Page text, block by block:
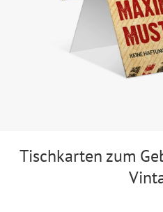
Tischkarten zum